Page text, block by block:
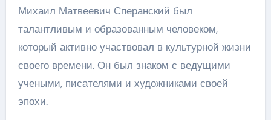
Михаил Матвеевич Сперанский был
талантливым и образованным человеком,
который активно участвовал в культурной жизни
своего времени. Он был знаком с ведущими
учеными, писателями и художниками своей
эпохи.